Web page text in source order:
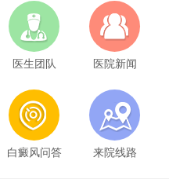
医生团队 医院新闻
白癜风问答 来院线路